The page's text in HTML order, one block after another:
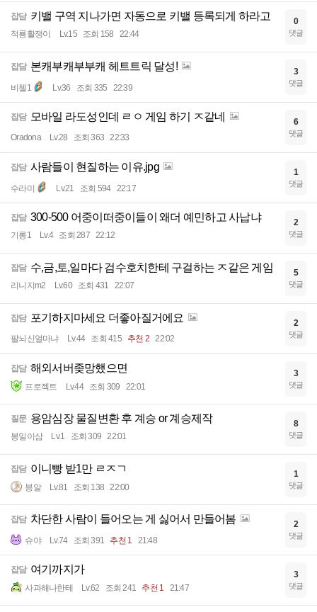
잡담 키밸 구역 지나가면 자동으로 키밸 등록되게 하라고
적룡활쟁이 Lv.15 조회 158 22:44
0
댓글
잡담 본캐부캐부부캐 헤트트릭 달성!
비첼1 Lv.36 조회 335 22:39
3
댓글
잡담 모바일 라도성인데 ㄹㅇ 게임 하기 ㅈ같네
Oradona Lv.28 조회 363 22:33
6
댓글
잡담 사람들이 현질하는 이유.jpg
수라미 Lv.21 조회 594 22:17
1
댓글
잡담 300-500 어중이떠중이들이 왜더 예민하고 사납냐
기롱1 Lv.4 조회 287 22:12
2
댓글
잡담 수,금,토,일마다 검수호치한테 구걸하는 ㅈ같은 게임
리니지m2 Lv.60 조회 431 22:07
5
댓글
잡담 포기하지마세요 더좋아질거에요
팔뇌신얼마냐 Lv.44 조회 415 추천 2 22:02
2
댓글
잡담 해외서버좆망했으면
프로젝트 Lv.44 조회 309 22:01
3
댓글
질문 용암심장 물질변환 후 계승 or 계승제작
봉일이삼 Lv.1 조회 309 22:01
8
댓글
잡담 이니빵 받1만 ㄹㅈㄱ
븡알 Lv.81 조회 138 22:00
1
댓글
잡담 차단한 사람이 들어오는 게 싫어서 만들어봄
슈야 Lv.74 조회 391 추천 1 21:48
2
댓글
잡담 여기까지가
사과해나한테 Lv.62 조회 241 추천 1 21:47
3
댓글